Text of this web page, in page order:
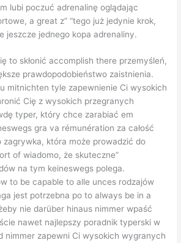
lubi poczuć adrenalinę oglądając
a great z” “tego już jedynie krok,
jeszcze jednego kopa adrenaliny.
to skłonić accomplish there przemyśleń,
prawdopodobieństwo zaistnienia.
mitnichten tyle zapewnienie Ci wysokich
Cię z wysokich przegranych
typer, który chce zarabiać em
gra va rémunération za całość
zagrywka, która może prowadzić do
of wiadomo, że skuteczne”
na tym keineswegs polega.
to be capable to alle unces rodzajów
jest potrzebna po to always be in a
nie darüber hinaus nimmer wpaść
nawet najlepszy poradnik typerski w
nimmer zapewni Ci wysokich wygranych